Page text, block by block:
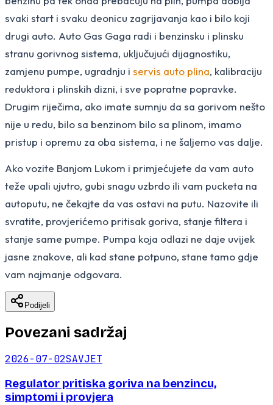
svaki start i svaku deonicu zagrijavanja kao i bilo koji
drugi auto. Auto Gas Gaga radi i benzinsku i plinsku
stranu gorivnog sistema, uključujući dijagnostiku,
zamjenu pumpe, ugradnju i servis auto plina, kalibraciju
reduktora i plinskih dizni, i sve popratne popravke.
Drugim riječima, ako imate sumnju da sa gorivom nešto
nije u redu, bilo sa benzinom bilo sa plinom, imamo
pristup i opremu za oba sistema, i ne šaljemo vas dalje.
Ako vozite Banjom Lukom i primjećujete da vam auto
teže upali ujutro, gubi snagu uzbrdo ili vam pucketa na
autoputu, ne čekajte da vas ostavi na putu. Nazovite ili
svratite, provjerićemo pritisak goriva, stanje filtera i
stanje same pumpe. Pumpa koja odlazi ne daje uvijek
jasne znakove, ali kad stane potpuno, stane tamo gdje
vam najmanje odgovara.
Podijeli
Povezani sadržaj
2026-07-02SAVJET
Regulator pritiska goriva na benzincu,
simptomi i provjera